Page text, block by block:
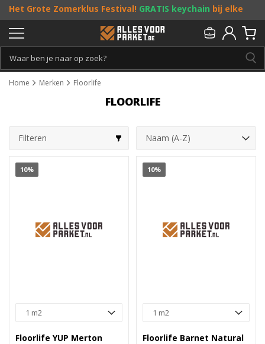
Het Grote Zomerklus Festival! GRATIS keychain bij elke
bestelling vanaf €25, entoffe acties! Doe je mee?
Persoonlijk & gratis advies:013 - 207 00 01
Home Merken Floorlife
FLOORLIFE
Filteren
10%
Floorlife YUP Merton
10%
Floorlife Barnet Natural